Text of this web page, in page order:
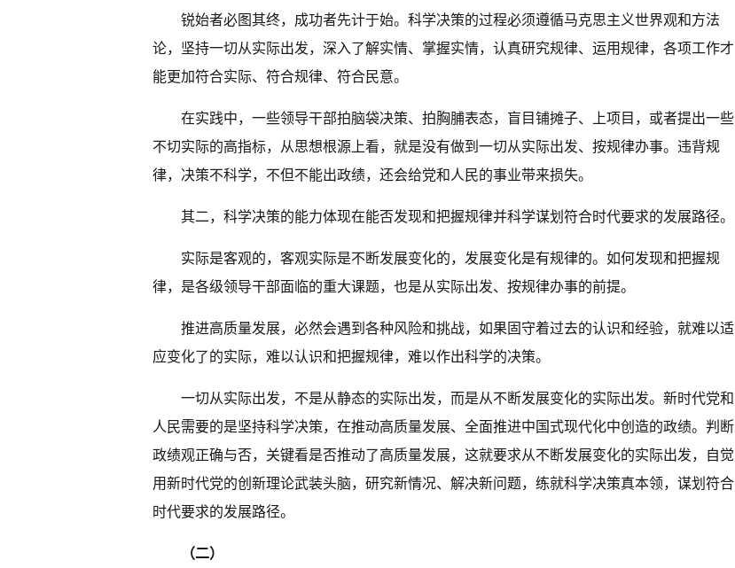
锐始者必图其终，成功者先计于始。科学决策的过程必须遵循马克思主义世界观和方法
论，坚持一切从实际出发，深入了解实情、掌握实情，认真研究规律、运用规律，各项工作才
能更加符合实际、符合规律、符合民意。
在实践中，一些领导干部拍脑袋决策、拍胸脯表态，盲目铺摊子、上项目，或者提出一些
不切实际的高指标，从思想根源上看，就是没有做到一切从实际出发、按规律办事。违背规
律，决策不科学，不但不能出政绩，还会给党和人民的事业带来损失。
其二，科学决策的能力体现在能否发现和把握规律并科学谋划符合时代要求的发展路径。
实际是客观的，客观实际是不断发展变化的，发展变化是有规律的。如何发现和把握规
律，是各级领导干部面临的重大课题，也是从实际出发、按规律办事的前提。
推进高质量发展，必然会遇到各种风险和挑战，如果固守着过去的认识和经验，就难以适
应变化了的实际，难以认识和把握规律，难以作出科学的决策。
一切从实际出发，不是从静态的实际出发，而是从不断发展变化的实际出发。新时代党和
人民需要的是坚持科学决策，在推动高质量发展、全面推进中国式现代化中创造的政绩。判断
政绩观正确与否，关键看是否推动了高质量发展，这就要求从不断发展变化的实际出发，自觉
用新时代党的创新理论武装头脑，研究新情况、解决新问题，练就科学决策真本领，谋划符合
时代要求的发展路径。
（二）